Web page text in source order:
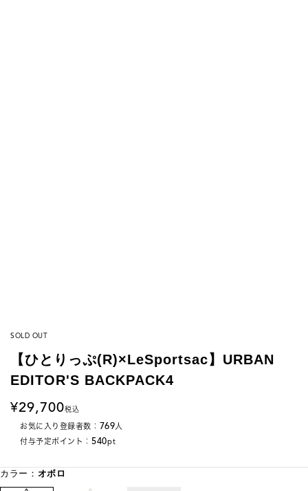
SOLD OUT
【ひとりっぷ(R)×LeSportsac】URBAN
EDITOR'S BACKPACK4
29,700税込
お気に入り登録者数： 769人
付与予定ポイント： 540pt
カラー： オボロ